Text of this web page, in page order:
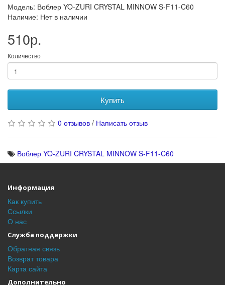
Модель: Воблер YO-ZURI CRYSTAL MINNOW S-F11-C60
Наличие: Нет в наличии
510р.
Количество
Купить
0 отзывов / Написать отзыв
Воблер YO-ZURI CRYSTAL MINNOW S-F11-C60
Информация
Как купить
Ссылки
О нас
Служба поддержки
Обратная связь
Возврат товара
Карта сайта
Дополнительно